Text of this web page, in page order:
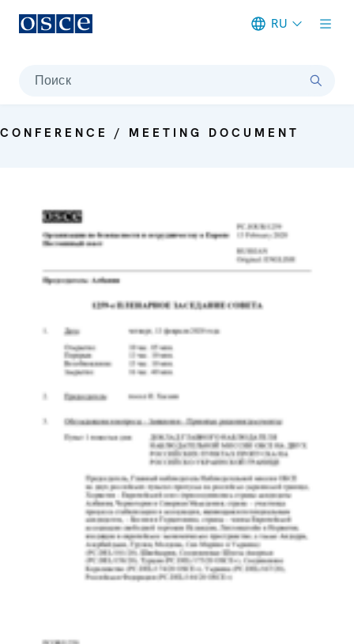
RU
Поиск
CONFERENCE / MEETING DOCUMENT